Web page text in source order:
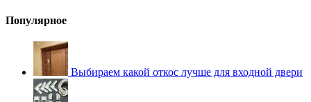
Популярное
Выбираем какой откос лучше для входной двери